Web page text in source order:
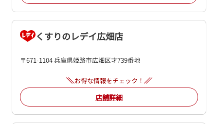
くすりのレデイ広畑店
〒671-1104 兵庫県姫路市広畑区才739番地
お得な情報をチェック！
店舗詳細